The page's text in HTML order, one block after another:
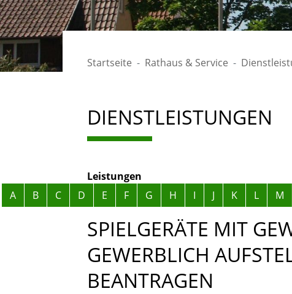
Startseite Rathaus & Service
DIENSTLEISTUNGEN
Leistungen
Alphabetisches Register überspringen
A B C D E F G H I J K L M
SPIELGERÄTE MIT
GEWERBLICH
BEANTRAGEN